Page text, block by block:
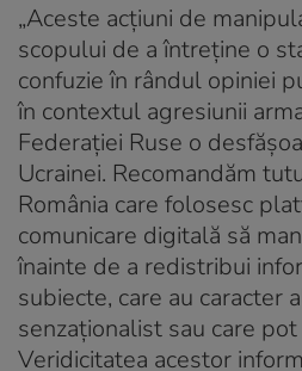
„Aceste acţiuni de
scopului de a întreţine o
confuzie în rândul opiniei
în contextul agresiunii
Federaţiei Ruse o
Ucrainei. Recomandăm
România care folosesc
comunicare digitală să
înainte de a redistribui
subiecte, care au caracter
senzaţionalist sau care
Veridicitatea acestor